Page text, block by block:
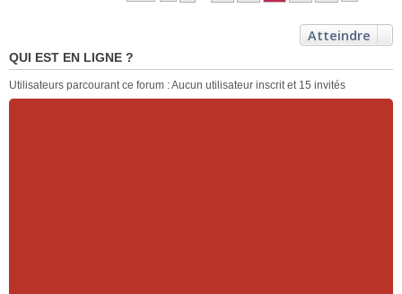
Atteindre
QUI EST EN LIGNE ?
Utilisateurs parcourant ce forum : Aucun utilisateur inscrit et 15 invités